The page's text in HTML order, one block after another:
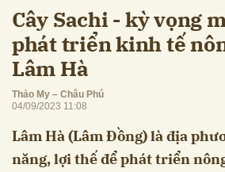
Cây Sachi - kỳ vọng
phát triển kinh tế
Lâm Hà
Thảo My – Châu Phú
04/09/2023 11:08
Lâm Hà (Lâm Đồng) là địa
năng, lợi thế để phát triển